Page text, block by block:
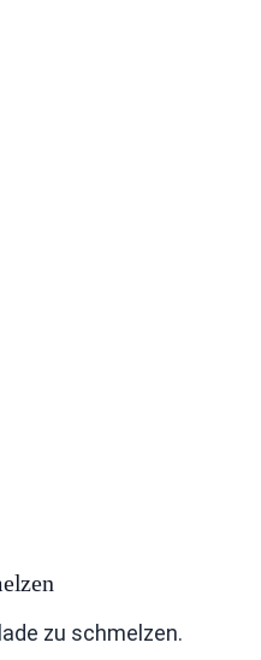
zu schmelzen.